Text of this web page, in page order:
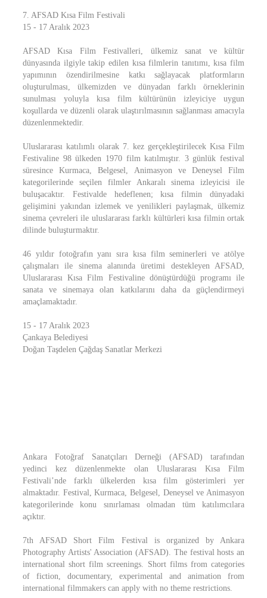
7. AFSAD Kısa Film Festivali
15 - 17 Aralık 2023
AFSAD Kısa Film Festivalleri, ülkemiz sanat ve kültür
dünyasında ilgiyle takip edilen kısa filmlerin tanıtımı, kısa film
yapımının özendirilmesine katkı sağlayacak platformların
oluşturulması, ülkemizden ve dünyadan farklı örneklerinin
sunulması yoluyla kısa film kültürünün izleyiciye uygun
koşullarda ve düzenli olarak ulaştırılmasının sağlanması amacıyla
düzenlenmektedir.
Uluslararası katılımlı olarak 7. kez gerçekleştirilecek Kısa Film
Festivaline 98 ülkeden 1970 film katılmıştır. 3 günlük festival
süresince Kurmaca, Belgesel, Animasyon ve Deneysel Film
kategorilerinde seçilen filmler Ankaralı sinema izleyicisi ile
buluşacaktır. Festivalde hedeflenen; kısa filmin dünyadaki
gelişimini yakından izlemek ve yenilikleri paylaşmak, ülkemiz
sinema çevreleri ile uluslararası farklı kültürleri kısa filmin ortak
dilinde buluşturmaktır.
46 yıldır fotoğrafın yanı sıra kısa film seminerleri ve atölye
çalışmaları ile sinema alanında üretimi destekleyen AFSAD,
Uluslararası Kısa Film Festivaline dönüştürdüğü programı ile
sanata ve sinemaya olan katkılarını daha da güçlendirmeyi
amaçlamaktadır.
15 - 17 Aralık 2023
Çankaya Belediyesi
Doğan Taşdelen Çağdaş Sanatlar Merkezi
Ankara Fotoğraf Sanatçıları Derneği (AFSAD) tarafından
yedinci kez düzenlenmekte olan Uluslararası Kısa Film
Festivali’nde farklı ülkelerden kısa film gösterimleri yer
almaktadır. Festival, Kurmaca, Belgesel, Deneysel ve Animasyon
kategorilerinde konu sınırlaması olmadan tüm katılımcılara
açıktır.
7th AFSAD Short Film Festival is organized by Ankara
Photography Artists' Association (AFSAD). The festival hosts an
international short film screenings. Short films from categories
of fiction, documentary, experimental and animation from
international filmmakers can apply with no theme restrictions.